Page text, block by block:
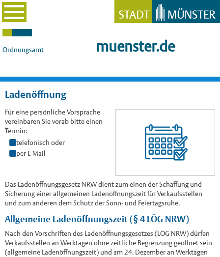
Ordnungsamt muenster.de
Ladenöffnung
Für eine persönliche Vorsprache
vereinbaren Sie vorab bitte einen
Termin:
telefonisch oder
per E-Mail
Das Ladenöffnungsgesetz NRW dient zum einen der Schaffung und
Sicherung einer allgemeinen Ladenöffnungszeit für Verkaufsstellen
und zum anderen dem Schutz der Sonn- und Feiertagsruhe.
Allgemeine Ladenöffnungszeit (§ 4 LÖG NRW)
Nach den Vorschriften des Ladenöffnungsgesetzes (LÖG NRW) dürfen
Verkaufsstellen an Werktagen ohne zeitliche Begrenzung geöffnet sein
(allgemeine Ladenöffnungszeit) und am 24. Dezember an Werktagen